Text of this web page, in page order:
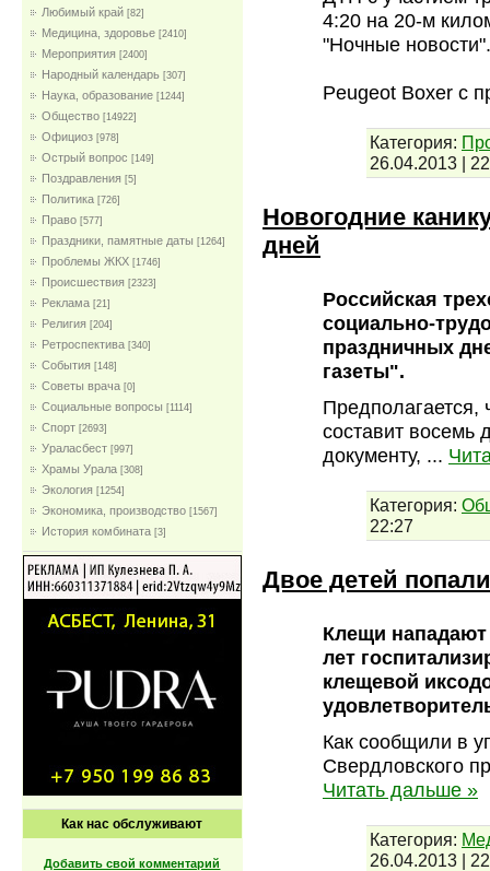
Любимый край [82]
Медицина, здоровье [2410]
Мероприятия [2400]
Народный календарь [307]
Наука, образование [1244]
Общество [14922]
Официоз [978]
Острый вопрос [149]
Поздравления [5]
Политика [726]
Право [577]
Праздники, памятные даты [1264]
Проблемы ЖКХ [1746]
Проиcшествия [2323]
Реклама [21]
Религия [204]
Ретроспектива [340]
События [148]
Советы врача [0]
Социальные вопросы [1114]
Спорт [2693]
Ураласбест [997]
Храмы Урала [308]
Экология [1254]
Экономика, производство [1567]
История комбината [3]
Как нас обслуживают
Добавить свой комментарий
4:20 на 20-м
"Ночные новости".
Peugeot Boxer с
Категория:
26.04.2013 |
Новогодние
дней
Российская
социально-
праздничных
газеты".
Предполагается,
составит восемь
документу, ...
Категория:
22:27
Двое детей
Клещи нападают
лет
клещевой
Как сообщили в
Свердловского
Читать дальше »
Категория:
26.04.2013 |